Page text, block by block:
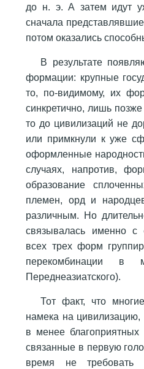
до н. э. А затем идут
сначала
потом оказались
В результате
формации: крупные
то, по-видимому, их
синкретично, лишь
то до цивилизаций не
или примкнули к уже
оформленные
случаях, напротив,
образование
племен, орд и
различным. Но
связывалась именно с
всех трех форм
перекомбинации в
Переднеазиатского).
Тот факт, что
намека на цивилизацию,
в менее
связанные в первую
время не требовать